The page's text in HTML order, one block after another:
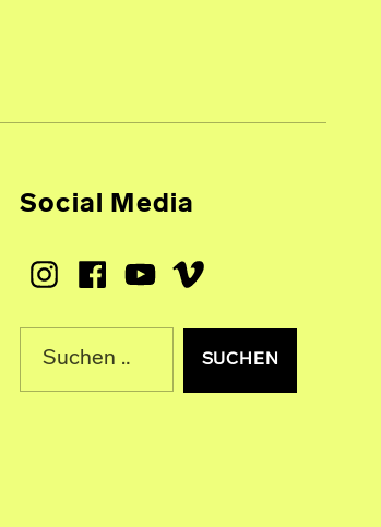
Social Media
InstagramFacebookYoutubeVimeo
Suche nach: